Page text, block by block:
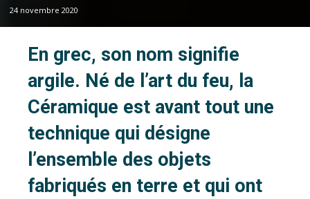
24 novembre 2020
En grec, son nom signifie
argile. Né de l’art du feu, la
Céramique est avant tout une
technique qui désigne
l’ensemble des objets
fabriqués en terre et qui ont